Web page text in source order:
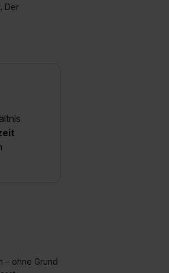
Der
– ohne Grund